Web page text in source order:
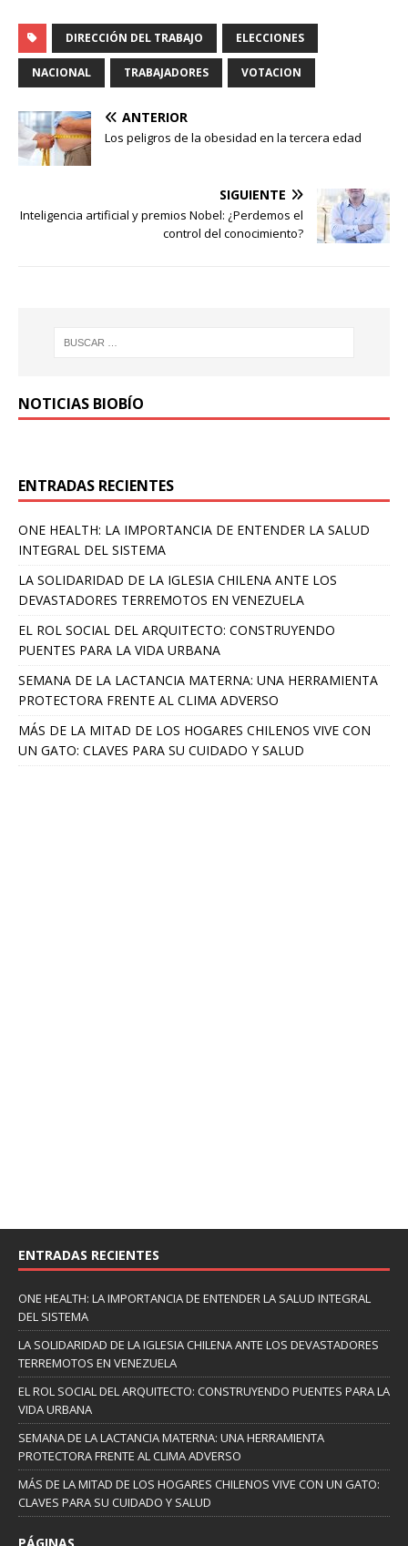
DIRECCIÓN DEL TRABAJO ELECCIONES
NACIONAL TRABAJADORES VOTACION
ANTERIOR
Los peligros de la obesidad en la tercera edad
SIGUIENTE
Inteligencia artificial y premios Nobel: ¿Perdemos el
control del conocimiento?
NOTICIAS BIOBÍO
ENTRADAS RECIENTES
ONE HEALTH: LA IMPORTANCIA DE ENTENDER LA SALUD
INTEGRAL DEL SISTEMA
LA SOLIDARIDAD DE LA IGLESIA CHILENA ANTE LOS
DEVASTADORES TERREMOTOS EN VENEZUELA
EL ROL SOCIAL DEL ARQUITECTO: CONSTRUYENDO
PUENTES PARA LA VIDA URBANA
SEMANA DE LA LACTANCIA MATERNA: UNA HERRAMIENTA
PROTECTORA FRENTE AL CLIMA ADVERSO
MÁS DE LA MITAD DE LOS HOGARES CHILENOS VIVE CON
UN GATO: CLAVES PARA SU CUIDADO Y SALUD
ENTRADAS RECIENTES
ONE HEALTH: LA IMPORTANCIA DE ENTENDER LA SALUD INTEGRAL
DEL SISTEMA
LA SOLIDARIDAD DE LA IGLESIA CHILENA ANTE LOS DEVASTADORES
TERREMOTOS EN VENEZUELA
EL ROL SOCIAL DEL ARQUITECTO: CONSTRUYENDO PUENTES PARA LA
VIDA URBANA
SEMANA DE LA LACTANCIA MATERNA: UNA HERRAMIENTA
PROTECTORA FRENTE AL CLIMA ADVERSO
MÁS DE LA MITAD DE LOS HOGARES CHILENOS VIVE CON UN GATO:
CLAVES PARA SU CUIDADO Y SALUD